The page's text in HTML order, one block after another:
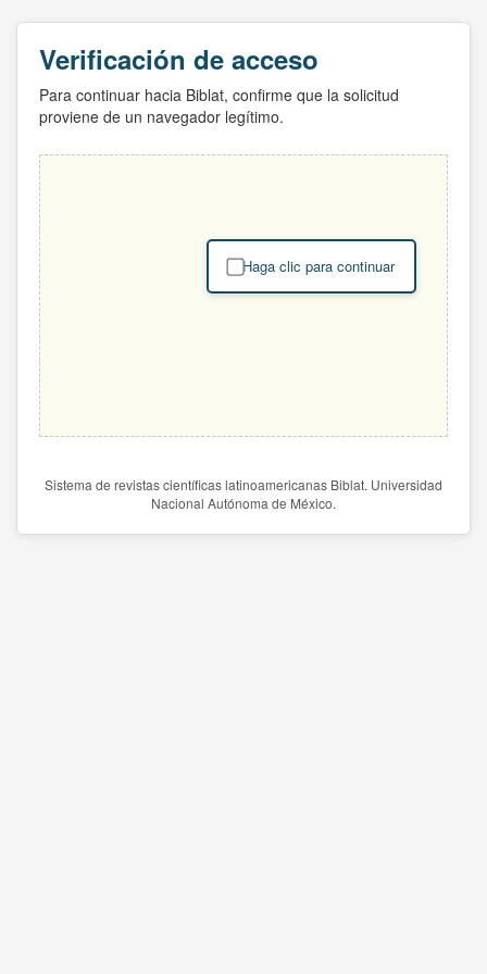
Verificación de acceso
Para continuar hacia Biblat, confirme que la solicitud
proviene de un navegador legítimo.
Haga clic para continuar
Sistema de revistas científicas latinoamericanas Biblat. Universidad
Nacional Autónoma de México.